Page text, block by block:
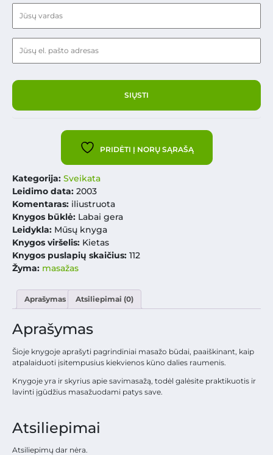
PRIDĖTI Į NORŲ SĄRAŠĄ
Kategorija: Sveikata
Leidimo data: 2003
Komentaras: iliustruota
Knygos būklė: Labai gera
Leidykla: Mūsų knyga
Knygos viršelis: Kietas
Knygos puslapių skaičius: 112
Žyma: masažas
Aprašymas Atsiliepimai (0)
Aprašymas
Šioje knygoje aprašyti pagrindiniai masažo būdai, paaiškinant, kaip
atpalaiduoti įsitempusius kiekvienos kūno dalies raumenis.
Knygoje yra ir skyrius apie savimasažą, todėl galėsite praktikuotis ir
lavinti įgūdžius masažuodami patys save.
Atsiliepimai
Atsiliepimų dar nėra.